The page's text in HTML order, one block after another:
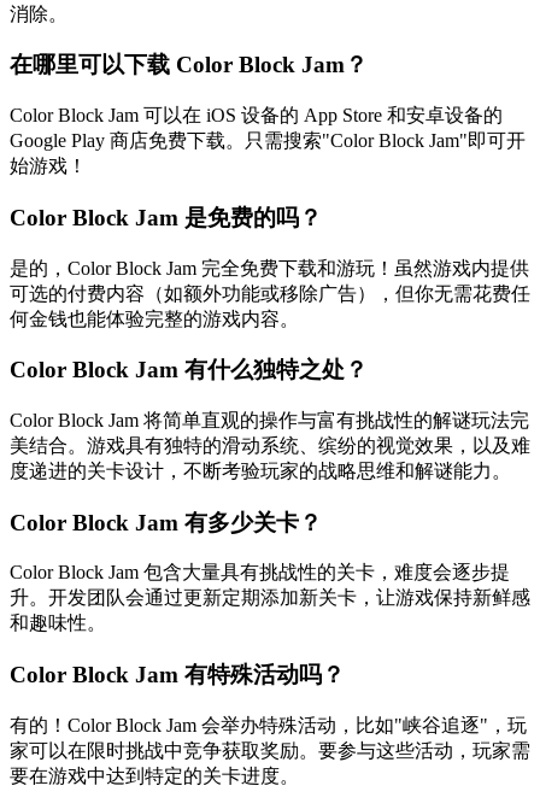
消除。
在哪里可以下载 Color Block Jam？
Color Block Jam 可以在 iOS 设备的 App Store 和安卓设备的
Google Play 商店免费下载。只需搜索"Color Block Jam"即可开
始游戏！
Color Block Jam 是免费的吗？
是的，Color Block Jam 完全免费下载和游玩！虽然游戏内提供
可选的付费内容（如额外功能或移除广告），但你无需花费任
何金钱也能体验完整的游戏内容。
Color Block Jam 有什么独特之处？
Color Block Jam 将简单直观的操作与富有挑战性的解谜玩法完
美结合。游戏具有独特的滑动系统、缤纷的视觉效果，以及难
度递进的关卡设计，不断考验玩家的战略思维和解谜能力。
Color Block Jam 有多少关卡？
Color Block Jam 包含大量具有挑战性的关卡，难度会逐步提
升。开发团队会通过更新定期添加新关卡，让游戏保持新鲜感
和趣味性。
Color Block Jam 有特殊活动吗？
有的！Color Block Jam 会举办特殊活动，比如"峡谷追逐"，玩
家可以在限时挑战中竞争获取奖励。要参与这些活动，玩家需
要在游戏中达到特定的关卡进度。